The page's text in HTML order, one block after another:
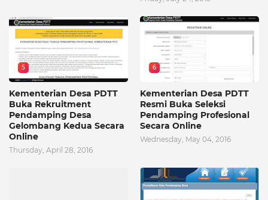
5
Kementerian Desa PDTT
Buka Rekruitment
Pendamping Desa
Gelombang Kedua Secara
Online
Thursday, April 28, 2016
6
Kementerian Desa PDTT
Resmi Buka Seleksi
Pendamping Profesional
Secara Online
Wednesday, May 04, 2016